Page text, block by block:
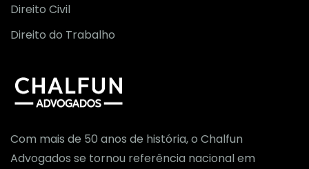
Direito Civil
Direito do Trabalho
Com mais de 50 anos de história, o Chalfun
Advogados se tornou referência nacional em